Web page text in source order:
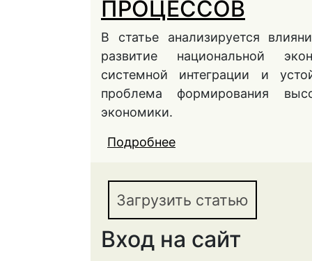
ПРОЦЕССОВ
В статье анализируется
развитие национальной
системной интеграции и
проблема формирования
экономики.
Подробнее
Загрузить статью
Вход на сайт